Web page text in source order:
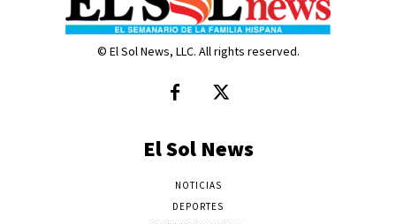
© El Sol News, LLC. All rights reserved.
El Sol News
NOTICIAS
DEPORTES